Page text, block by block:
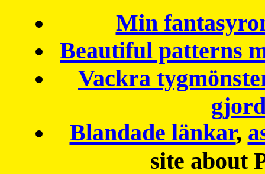
Min
Beautiful patterns
Vackra
Blandade länkar,
site about